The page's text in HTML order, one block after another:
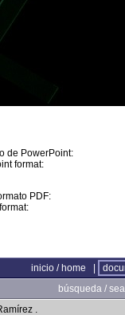
de PowerPoint:
format:
PDF:
inicio / home
búsqueda /
.